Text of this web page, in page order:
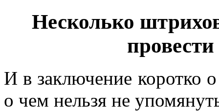
Несколько
И в заключение коротко
о чем нельзя не